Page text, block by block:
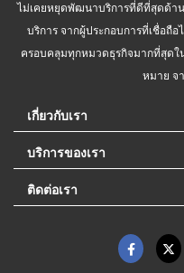
ไม่เคยหยุดพัฒนาบริการที่ดีที่สุดด้า
บริการ จากผู้ประกอบการที่เชื่อถื
ครอบคลุมทุกหมวดธุรกิจมากที่สุดใ
หมาย จ
เกี่ยวกับเรา
บริการของเรา
ติดต่อเรา